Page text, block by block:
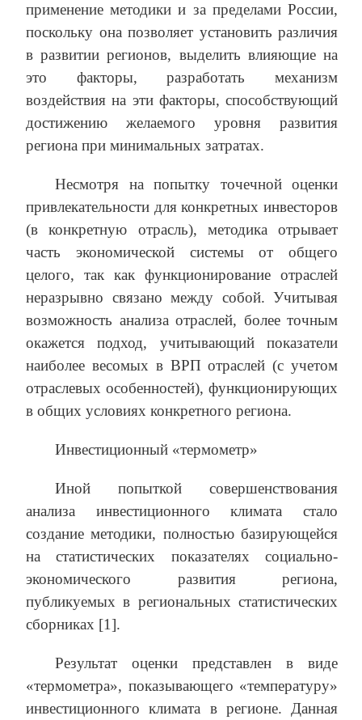
применение методики и за пределами России,
поскольку она позволяет установить различия
в развитии регионов, выделить влияющие на
это факторы, разработать механизм
воздействия на эти факторы, способ­ствующий
достижению желаемого уровня развития
региона при минимальных затратах.
Несмотря на попытку точечной оценки
привлекательности для конкретных инвесторов
(в конкретную отрасль), методика отрывает
часть экономической системы от общего
целого, так как функционирование отраслей
неразрывно связано между собой. Учитывая
возможность анализа отраслей, более точным
окажется подход, учитывающий показатели
наиболее весомых в ВРП отраслей (с учетом
отраслевых особенностей), функционирующих
в общих условиях конкретного региона.
Инвестиционный «термометр»
Иной попыткой совершенствования
анализа инвестиционного климата стало
создание методики, полностью базирующейся
на статистических показателях социально-
экономического развития региона,
публикуемых в региональных статистических
сборниках [1].
Результат оценки представлен в виде
«термометра», показывающего «температуру»
инвестиционного климата в регионе. Данная